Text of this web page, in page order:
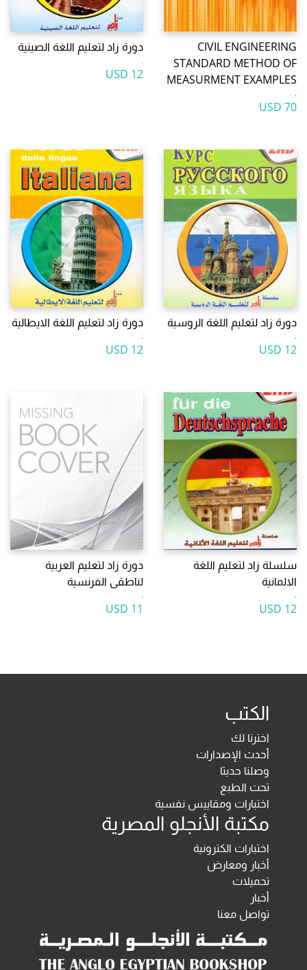
CIVIL ENGINEERING
STANDARD METHOD OF
MEASURMENT EXAMPLES
.
70 USD
دورة زاد لتعليم اللغة الصينية
.
12 USD
دورة زاد لتعليم اللغة الروسية
.
12 USD
دورة زاد لتعليم اللغة الايطالية
.
12 USD
سلسلة زاد لتعليم اللغة
الالمانية
.
12 USD
دورة زاد لتعليم العربية
لناطقى الفرنسية
.
11 USD
الكتب
اخترنا لك
أحدث الإصدارات
وصلنا حديثا
تحت الطبع
اختبارات ومقاييس نفسية
مكتبة الأنجلو المصرية
اختبارات الكترونية
أخبار ومعارض
تحميلات
أخبار
تواصل معنا